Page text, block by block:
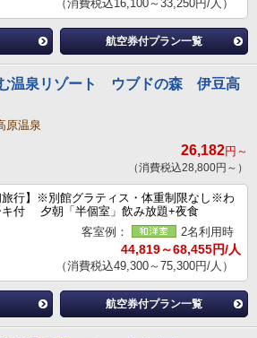
（消費税込16,100～33,250円/人）
航空券付プラン一覧
温泉リゾート ウブドの森 伊豆高
原温泉
26,182円～
（消費税込28,800円～）
旅行】※別館グラティス・体重制限なし※わ
キ付 夕朝「半個室」飲み放題+夜食
客室例：
2名利用時
44,819～68,455円/人
（消費税込49,300～75,300円/人）
航空券付プラン一覧